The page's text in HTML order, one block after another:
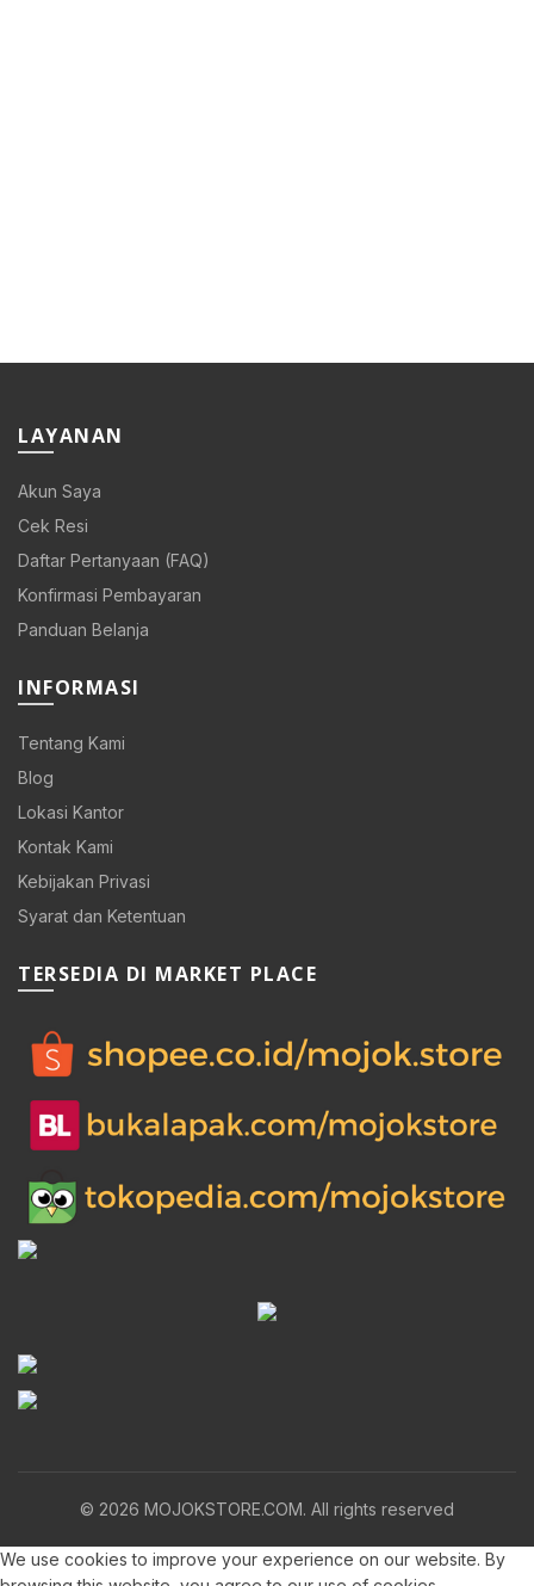
LAYANAN
Akun Saya
Cek Resi
Daftar Pertanyaan (FAQ)
Konfirmasi Pembayaran
Panduan Belanja
INFORMASI
Tentang Kami
Blog
Lokasi Kantor
Kontak Kami
Kebijakan Privasi
Syarat dan Ketentuan
TERSEDIA DI MARKET PLACE
© 2026 MOJOKSTORE.COM. All rights reserved
We use cookies to improve your experience on our website. By